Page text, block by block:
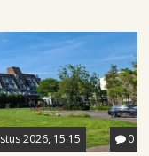
2026, 15:15 0